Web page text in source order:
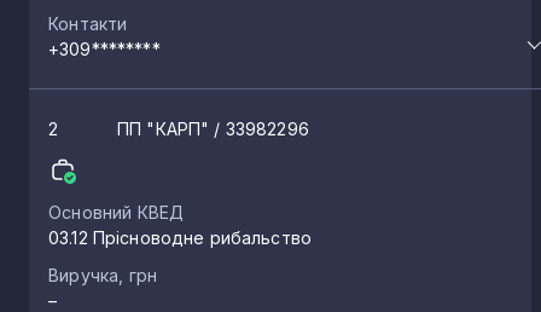
Нерубайське
Яськи
Тузли
Контакти
+309********
2 ПП "КАРП" / 33982296
Основний КВЕД
03.12 Прісноводне рибальство
Виручка, грн
–